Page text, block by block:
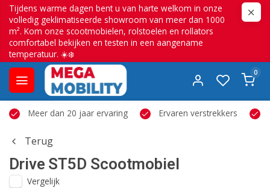
Tijdens warme dagen bent u van harte welkom in onze
volledig geklimatiseerde showroom van meer dan 1000
m². Kom onze scootmobielen, rolstoelen en rollators
comfortabel bekijken en testen in een aangename
temperatuur. ☀️❄️
0
Meer dan 20 jaar ervaring Ervaren verstrekkers
Terug
Drive ST5D Scootmobiel
Vergelijk